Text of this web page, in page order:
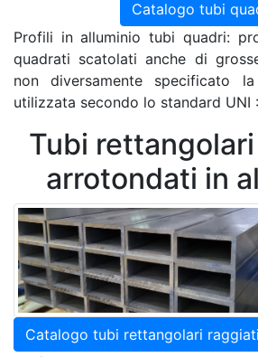
Catalogo tubi
Profili in alluminio tubi quadri:
quadrati scatolati anche di
non diversamente specificato
utilizzata secondo lo standard UNI :
Tubi
arrotondati in
Catalogo tubi rettangolari raggiati